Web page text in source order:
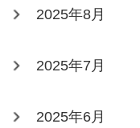
2025年8月
2025年7月
2025年6月